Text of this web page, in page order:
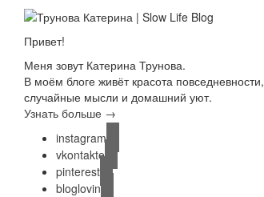
Привет!
Меня зовут Катерина Трунова.
В моём блоге живёт красота повседневности,
случайные мысли и домашний уют.
Узнать больше →
instagram
vkontakte
pinterest
bloglovin